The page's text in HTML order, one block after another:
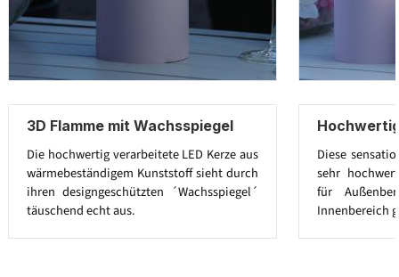
3D Flamme mit Wachsspiegel
Die hochwertig verarbeitete LED Kerze aus
wärmebeständigem Kunststoff sieht durch
ihren designgeschützten ´Wachsspiegel´
täuschend echt aus.
Diese
sehr
für
Innenbereich